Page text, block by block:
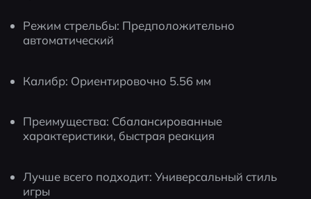
Режим стрельбы: Предположительно
автоматический
Калибр: Ориентировочно 5.56 мм
Преимущества: Сбалансированные
характеристики, быстрая реакция
Лучше всего подходит: Универсальный стиль
игры